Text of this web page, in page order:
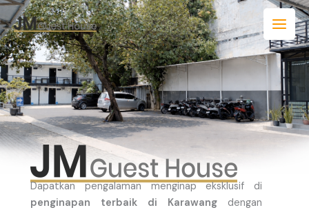
Skip
to
content
Dapatkan pengalaman menginap eksklusif di
penginapan terbaik di Karawang dengan